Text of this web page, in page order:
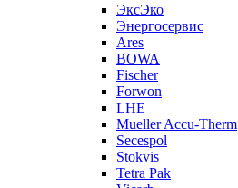
ЭксЭко
Энергосервис
Ares
BOWA
Fischer
Forwon
LHE
Mueller Accu-Therm
Secespol
Stokvis
Tetra Pak